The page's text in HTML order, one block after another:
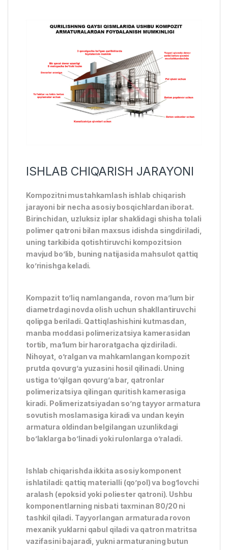
ISHLAB CHIQARISH JARAYONI
Kompozitni mustahkamlash ishlab chiqarish
jarayoni bir necha asosiy bosqichlardan iborat.
Birinchidan, uzluksiz iplar shaklidagi shisha tolali
polimer qatroni bilan maxsus idishda singdiriladi,
uning tarkibida qotishtiruvchi kompozitsion
mavjud bo’lib, buning natijasida mahsulot qattiq
ko’rinishga keladi.
Kompazit to’liq namlanganda, rovon ma’lum bir
diametrdagi novda olish uchun shakllantiruvchi
qolipga beriladi. Qattiqlashishini kutmasdan,
manba moddasi polimerizatsiya kamerasidan
tortib, ma’lum bir haroratgacha qizdiriladi.
Nihoyat, o’ralgan va mahkamlangan kompozit
prutda qovurg’a yuzasini hosil qilinadi. Uning
ustiga to’qilgan qovurg’a bar, qatronlar
polimerizatsiya qilingan quritish kamerasiga
kiradi. Polimerizatsiyadan so’ng tayyor armatura
sovutish moslamasiga kiradi va undan keyin
armatura oldindan belgilangan uzunlikdagi
bo’laklarga bo’linadi yoki rulonlarga o’raladi.
Ishlab chiqarishda ikkita asosiy komponent
ishlatiladi: qattiq materialli (qo’pol) va bog’lovchi
aralash (epoksid yoki poliester qatroni). Ushbu
komponentlarning nisbati taxminan 80/20 ni
tashkil qiladi. Tayyorlangan armaturada rovon
mexanik yuklarni qabul qiladi va qatron matritsa
vazifasini bajaradi, yukni armaturaning butun